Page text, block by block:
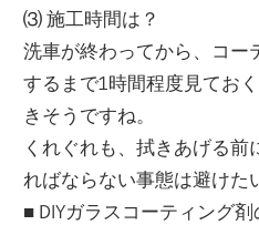
⑶ 施工時間は？
洗車が終わってから、コー
するまで1時間程度見てお
きそうですね。
くれぐれも、拭きあげる
ればならない事態は避けた
■ DIYガラスコーティング